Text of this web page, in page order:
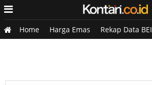
Home Harga Emas Rekap Data BEI